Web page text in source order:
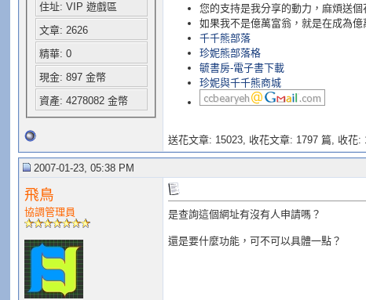
住址: VIP 遊戲區
文章: 2626
精華: 0
現金: 897 金幣
資產: 4278082 金幣
您的支持是我分享的動力，麻煩送個
如果我不是億萬富翁，就是在成為億
千千熊部落
珍妮熊部落格
毓書房-電子書下載
珍妮與千千熊商城
送花文章: 15023, 收花文章: 1797 篇, 收花:
2007-01-23, 05:38 PM
飛鳥
協調管理員 是查詢這個網址有沒有人申請嗎？
還是要什麼功能，可不可以具體一點？